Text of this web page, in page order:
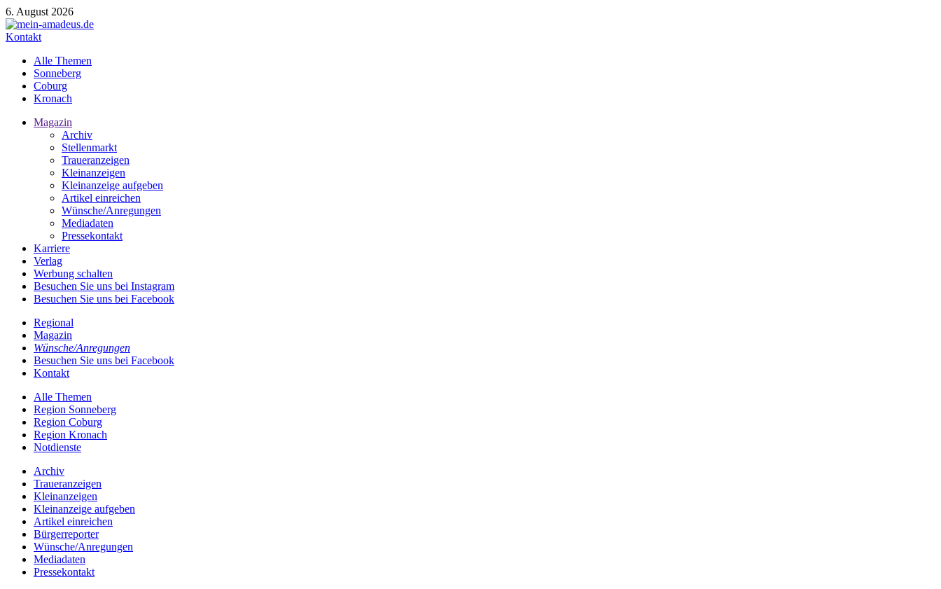
6. August 2026
Kontakt
Alle Themen
Sonneberg
Coburg
Kronach
Magazin
Archiv
Stellenmarkt
Traueranzeigen
Kleinanzeigen
Kleinanzeige aufgeben
Artikel einreichen
Wünsche/Anregungen
Mediadaten
Pressekontakt
Karriere
Verlag
Werbung schalten
Besuchen Sie uns bei Instagram
Besuchen Sie uns bei Facebook
Regional
Magazin
Wünsche/Anregungen
Besuchen Sie uns bei Facebook
Kontakt
Alle Themen
Region Sonneberg
Region Coburg
Region Kronach
Notdienste
Archiv
Traueranzeigen
Kleinanzeigen
Kleinanzeige aufgeben
Artikel einreichen
Bürgerreporter
Wünsche/Anregungen
Mediadaten
Pressekontakt